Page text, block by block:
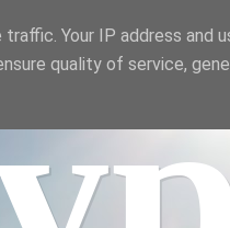
Your IP address and
quality of service,